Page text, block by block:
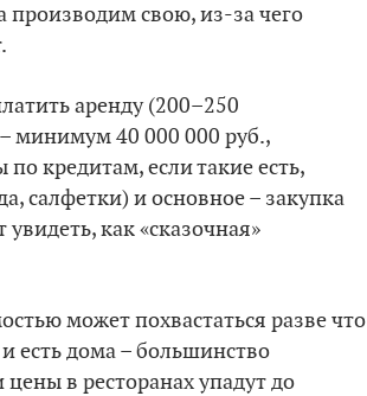
производим свою, из-за чего
аренду (200–250
минимум 40 000 000 руб.,
кредитам, если такие есть,
салфетки) и основное– закупка
как «сказочная»
может похвастаться разве что
есть дома–большинство
в ресторанах упадут до